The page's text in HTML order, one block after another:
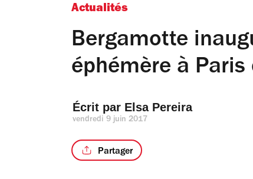
Actualités
Bergamotte
éphémère à
Écrit par Elsa Pereira
vendredi 9 juin 2017
Partager